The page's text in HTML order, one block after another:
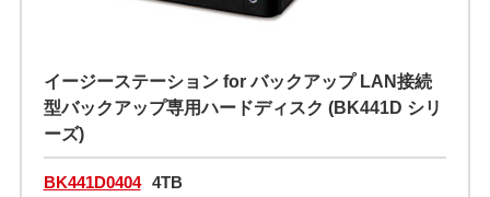
イージーステーション for バックアップ LAN接続
型バックアップ専用ハードディスク (BK441D シリ
ーズ)
BK441D0404 4TB